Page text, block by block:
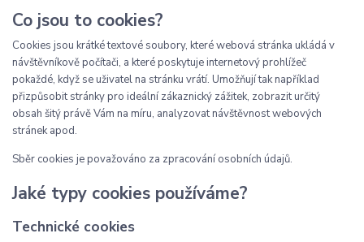
Co jsou to cookies?
Cookies jsou krátké textové soubory, které webová stránka ukládá v
návštěvníkově počítači, a které poskytuje internetový prohlížeč
pokaždé, když se uživatel na stránku vrátí. Umožňují tak například
přizpůsobit stránky pro ideální zákaznický zážitek, zobrazit určitý
obsah šitý právě Vám na míru, analyzovat návštěvnost webových
stránek apod.
Sběr cookies je považováno za zpracování osobních údajů.
Jaké typy cookies používáme?
Technické cookies